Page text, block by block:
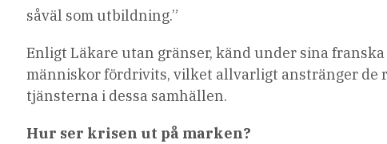
såväl som utbildning.”
Enligt Läkare utan gränser, känd under sina
människor fördrivits, vilket allvarligt anstränger de
tjänsterna i dessa samhällen.
Hur ser krisen ut på marken?